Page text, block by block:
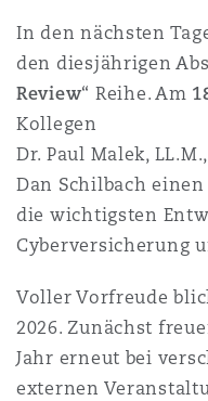
兰治县
伦多
敦
兰
In den nächsten
den diesjährigen
Review“ Reihe. Am
Kollegen
Dr. Paul Malek,
Dan Schilbach
die wichtigsten
Cyberversicherung
Voller Vorfreude
2026. Zunächst
Jahr erneut bei
externen